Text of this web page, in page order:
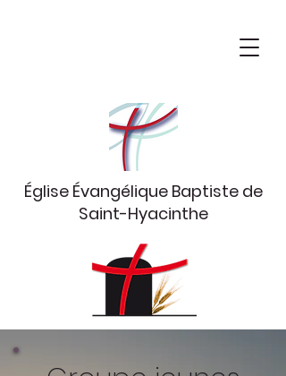
Église Évangélique Baptiste de
Saint-Hyacinthe